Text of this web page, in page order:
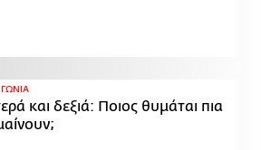
και δεξιά: Ποιος θυμάται πια